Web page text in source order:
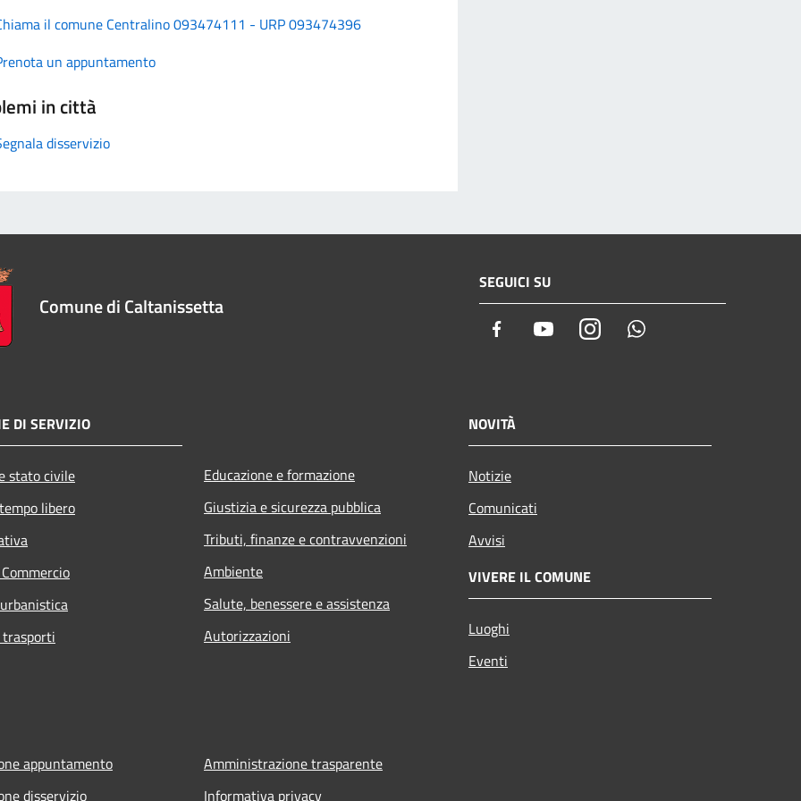
il comune Centralino 093474111 - URP 093474396
un appuntamento
in città
disservizio
Comune di Caltanissetta
SEGUICI SU
Facebook YoutubeInstagram
DI SERVIZIO
stato civile
libero
Educazione e formazione
Giustizia e sicurezza pubblica
Tributi, finanze e contravvenzioni
Ambiente
Salute, benessere e assistenza
Autorizzazioni
NOVITÀ
Notizie
Comunicati
Avvisi
VIVERE IL COMUNE
Luoghi
Eventi
appuntamento
disservizio
Amministrazione trasparente
Informativa privacy